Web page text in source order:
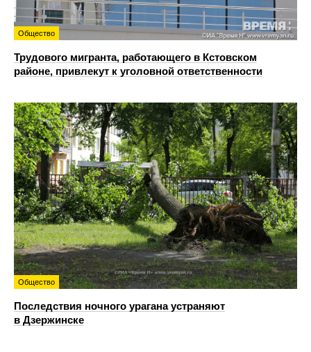
Общество
Трудового мигранта, работающего в Кстовском
районе, привлекут к уголовной ответственности
Общество
Последствия ночного урагана устраняют
в Дзержинске